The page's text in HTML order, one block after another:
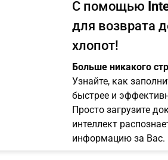
С помощью
для возврата
хлопот!
Больше никакого
Узнайте, как
быстрее и
Просто загрузите
интеллект
информацию за Вас.